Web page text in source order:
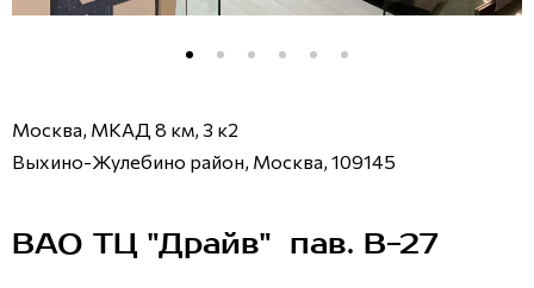
Москва, МКАД 8 км, 3 к2
Выхино-Жулебино район, Москва, 109145
ВАО ТЦ "Драйв" пав. В-27